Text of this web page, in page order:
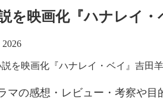
を映画化『ハナレイ
2026
マの感想・レビュー・考察や